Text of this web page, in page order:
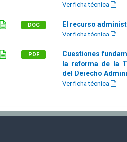
Ver ficha técnica
DOC El recurso
Ver ficha técnica
PDF
Cuestiones
la reforma de la
del Derecho
Ver ficha técnica